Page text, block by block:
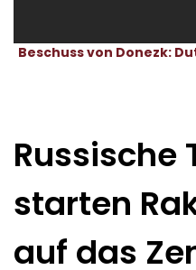
Beschuss von Donezk:
Russische
starten
auf das